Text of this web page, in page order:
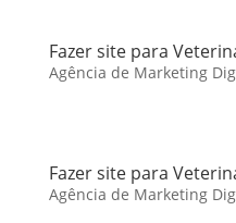
Fazer site para
Agência de Marketing
Fazer site para
Agência de Marketing